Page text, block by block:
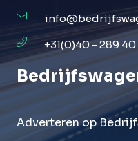
+31(0)40 - 289
Adverteren op